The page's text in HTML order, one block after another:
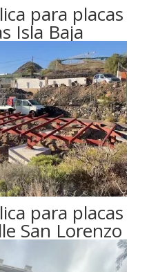
para placas
Isla Baja
para placas
San Lorenzo